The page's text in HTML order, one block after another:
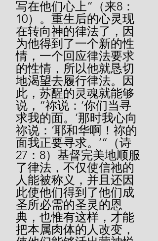
写在他们心上”（来8：
10）。重生后的心灵现
在转向神的律法了，因
为他得到了一个新的性
情，一个回应律法要求
的性情，所以他就恳切
地渴望去履行律法。因
此，苏醒的灵魂就能够
说，“祢说：‘你们当寻
求我的面。’那时我心向
祢说：‘耶和华啊！祢的
面我正要寻求。’”（诗
27：8）基督完美地顺服
了律法，不仅使信祂的
人能被称义，并且还因
此使他们得到了他们成
圣所必需的圣灵的恩
典，也惟有这样，才能
把本属肉体的人改变，